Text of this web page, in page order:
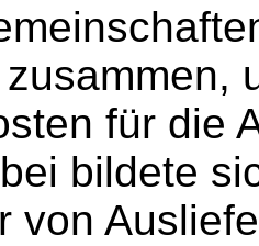
für die
bildete
von